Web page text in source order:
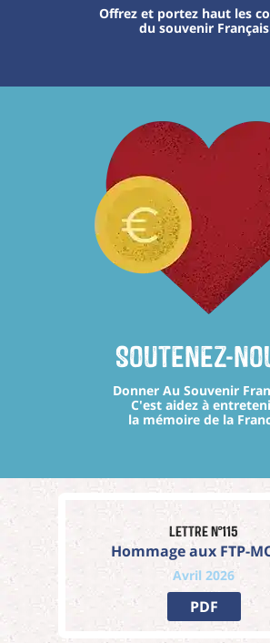
Offrez et portez haut les
du souvenir Français
Soutenez-
Donner Au Souvenir
C'est aidez à
la mémoire de la
Lettre n°115
Hommage aux FTP-
Avril 2026
PDF